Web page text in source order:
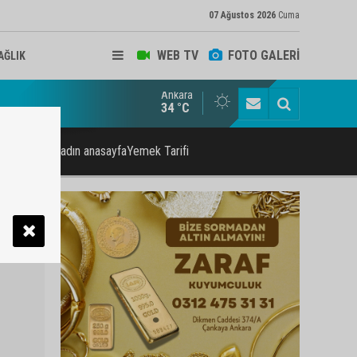
07 Ağustos 2026 Cuma
WEB TV FOTO GALERİ
ve Arabulucu Rüstem Yiğit Ahizer'e ziyaretçi akını
Ankara
34 °C
anasayfaYemek Tarifi